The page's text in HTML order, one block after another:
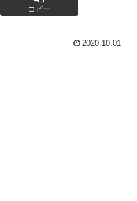
コピー
2020.10.01